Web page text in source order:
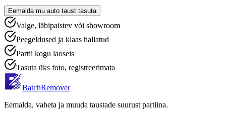
Eemalda mu auto taust tasuta
Valge, läbipaistev või showroom
Peegeldused ja klaas hallatud
Partii kogu laoseis
Tasuta üks foto, registreerimata
BatchRemover
Eemalda, vaheta ja muuda taustade suurust partiina.